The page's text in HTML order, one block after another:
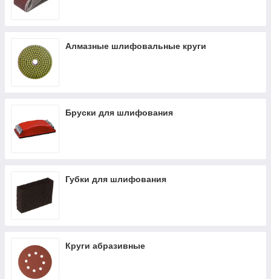
Алмазные шлифовальные круги
Бруски для шлифования
Губки для шлифования
Круги абразивные